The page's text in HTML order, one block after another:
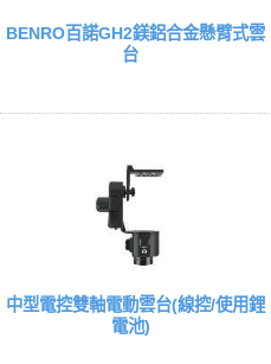
BENRO百諾GH2鎂鋁合金懸臂式雲
台
中型電控雙軸電動雲台(線控/使用鋰
電池)